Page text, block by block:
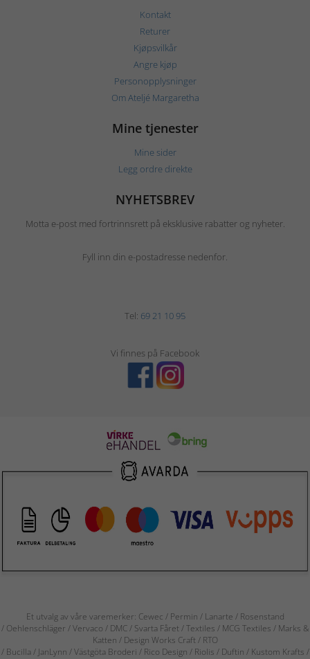
Kontakt
Returer
Kjøpsvilkår
Angre kjøp
Personopplysninger
Om Ateljé Margaretha
Mine tjenester
Mine sider
Legg ordre direkte
NYHETSBREV
Motta e-post med fortrinnsrett på eksklusive rabatter og nyheter.
Fyll inn din e-postadresse nedenfor.
Tel: 69 21 10 95
Vi finnes på Facebook
Et utvalg av våre varemerker: Cewec / Permin / Lanarte / Rosenstand
/ Oehlenschläger / Vervaco / DMC / Svarta Fåret / Textiles / MCG Textiles / Marks &
Katten / Design Works Craft / RTO
/ Bucilla / JanLynn / Västgöta Broderi / Rico Design / Riolis / Duftin / Kustom Krafts /